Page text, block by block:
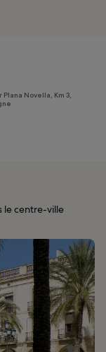
Novella, Km 3,
le centre-ville